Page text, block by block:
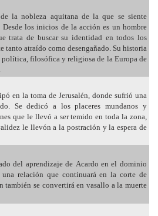
la nobleza aquitana de la que se siente
los inicios de la acción es un hombre
trata de buscar su identidad en todos los
tanto atraído como desengañado. Su historia
filosófica y religiosa de la Europa de
en la toma de Jerusalén, donde sufrió una
Se dedicó a los placeres mundanos y
que le llevó a ser temido en toda la zona,
le llevón a la postración y la espera de
del aprendizaje de Acardo en el dominio
una relación que continuará en la corte de
también se convertirá en vasallo a la muerte